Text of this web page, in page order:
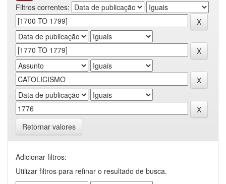
Filtros correntes:
Retornar valores
Adicionar filtros:
Utilizar filtros para refinar o resultado de busca.